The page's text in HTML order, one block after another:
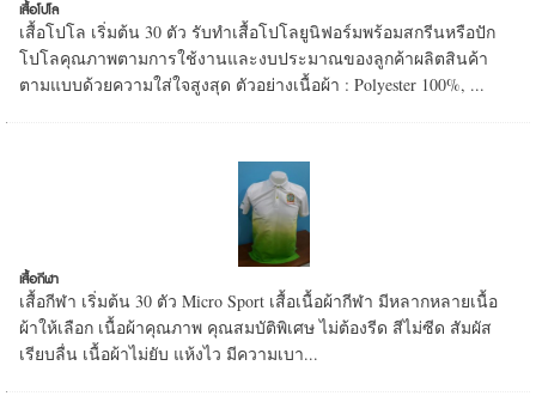
เสื้อโปโล
เสื้อโปโล เริ่มต้น 30 ตัว รับทำเสื้อโปโลยูนิฟอร์มพร้อมสกรีนหรือปัก
โปโลคุณภาพตามการใช้งานและงบประมาณของลูกค้าผลิตสินค้า
ตามแบบด้วยความใส่ใจสูงสุด ตัวอย่างเนื้อผ้า : Polyester 100%, ...
เสื้อกีฬา
เสื้อกีฬา เริ่มต้น 30 ตัว Micro Sport เสื้อเนื้อผ้ากีฬา มีหลากหลายเนื้อ
ผ้าให้เลือก เนื้อผ้าคุณภาพ คุณสมบัติพิเศษ ไม่ต้องรีด สีไม่ซีด สัมผัส
เรียบลื่น เนื้อผ้าไม่ยับ แห้งไว มีความเบา...